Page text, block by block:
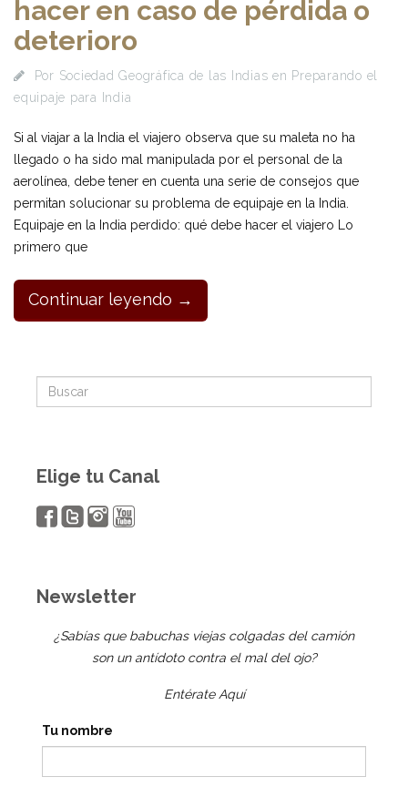
hacer en caso de pérdida o
deterioro
Por Sociedad Geográfica de las Indias en Preparando el
equipaje para India
Si al viajar a la India el viajero observa que su maleta no ha
llegado o ha sido mal manipulada por el personal de la
aerolínea, debe tener en cuenta una serie de consejos que
permitan solucionar su problema de equipaje en la India.
Equipaje en la India perdido: qué debe hacer el viajero Lo
primero que
Continuar leyendo →
Elige tu Canal
Newsletter
¿Sabías que babuchas viejas colgadas del camión
son un antídoto contra el mal del ojo?
Entérate Aquí
Tu nombre